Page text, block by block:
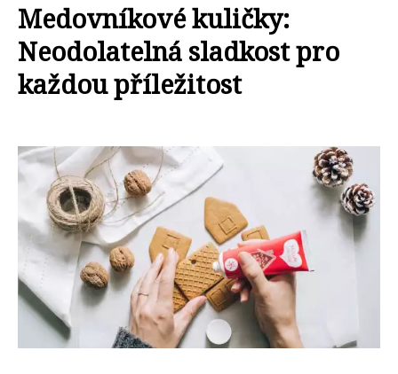
Medovníkové kuličky:
Neodolatelná sladkost pro
každou příležitost